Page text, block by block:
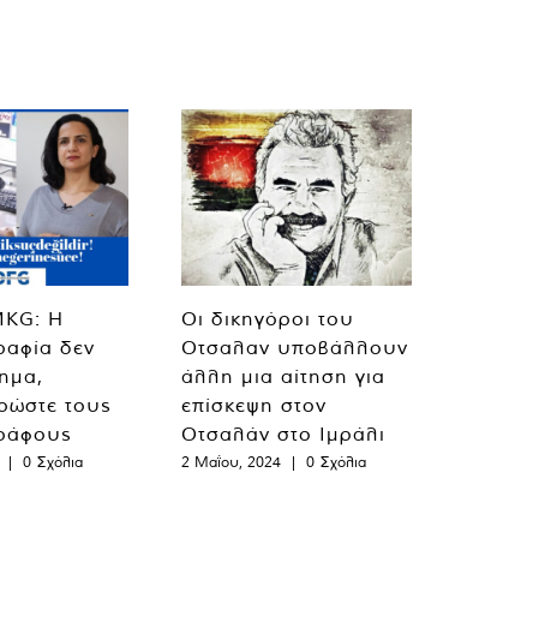
Η
δεν
τους
| 0 Σχόλια
Οι δικηγόροι του
Οτσαλαν υποβάλλουν
άλλη μια αίτηση για
επίσκεψη στον
Οτσαλάν στο Ιμράλι
2 Μαΐου, 2024 | 0 Σχόλια